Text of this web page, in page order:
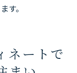
す。
ネートで